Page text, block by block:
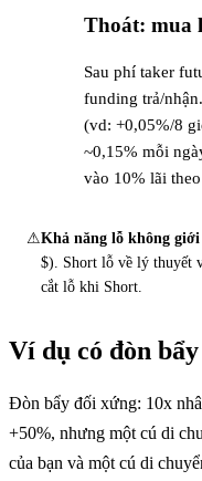
Thoát: mua
Sau phí taker
funding trả/
(vd: +0,05%/8
~0,15% mỗi
vào 10% lãi
⚠Khả năng lỗ không
$). Short lỗ về lý thuyết
cắt lỗ khi Short.
Ví dụ có đòn bẩy
Đòn bẩy đối xứng: 10x
+50%, nhưng một cú di
của bạn và một cú di